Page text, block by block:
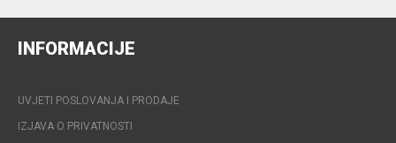
INFORMACIJE
UVJETI POSLOVANJA I PRODAJE
IZJAVA O PRIVATNOSTI